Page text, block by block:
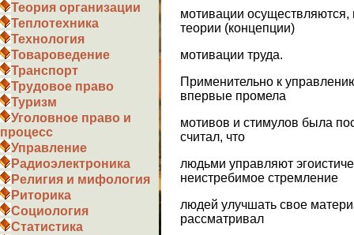
Теория организации
Теплотехника
Технология
Товароведение
Транспорт
Трудовое право
Туризм
Уголовное право и
процесс
Управление
Радиоэлектроника
Религия и мифология
Риторика
Социология
Статистика
мотивации осуществляются,
теории (концепции)
мотивации труда.
Применительно к
впервые промела
мотивов и стимулов была
считал, что
людьми управляют
неистребимое стремление
людей улучшать свое
рассматривал